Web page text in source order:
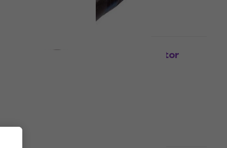
Neutrik NC3MXX-BAG XLR-connector